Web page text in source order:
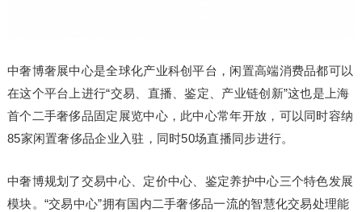
中奢博奢展中心是全球化产业科创平台，闲置高端消费品都可以
在这个平台上进行“交易、直播、鉴定、产业链创新”这也是上海
首个二手奢侈品固定展览中心，此中心常年开放，可以同时容纳
85家闲置奢侈品企业入驻，同时50场直播同步进行。
中奢博规划了交易中心、定价中心、鉴定养护中心三个特色发展
模块。“交易中心”拥有国内二手奢侈品一流的智慧化交易处理能